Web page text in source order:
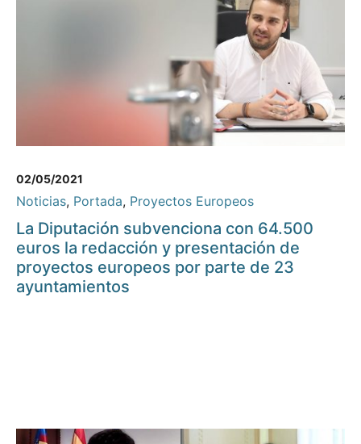
02/05/2021
Noticias, Portada, Proyectos Europeos
La Diputación subvenciona con 64.500
euros la redacción y presentación de
proyectos europeos por parte de 23
ayuntamientos